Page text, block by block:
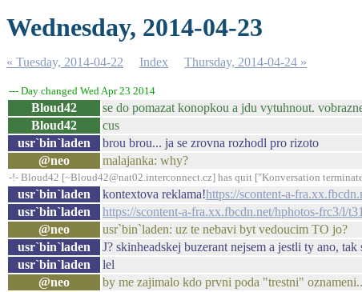
Wednesday, 2014-04-23
« Tuesday, 2014-04-22 Index Thursday, 2014-04-24 »
--- Day changed Wed Apr 23 2014
Bloud42 se do pomazat konopkou a jdu vytuhnout.
Bloud42
cus
usr`bin`laden
brou brou... ja se zrovna rozhodl pro rizoto
@neo
malajanka: why?
-!- Bloud42 [~Bloud42@nat02.interconnect.cz] has quit ["Konversation
usr`bin`laden kontextova reklama!https://scontent-a-
usr`bin`laden
https://scontent-a-fra.xx.fbcdn.net/hphotos-frc3/l/
@neo
usr`bin`laden: uz te nebavi byt vedoucim TO jo?
usr`bin`laden
J? skinheadskej buzerant nejsem a jestli ty ano, tak
usr`bin`laden
lel
@neo
by me zajimalo kdo prvni poda "trestni"